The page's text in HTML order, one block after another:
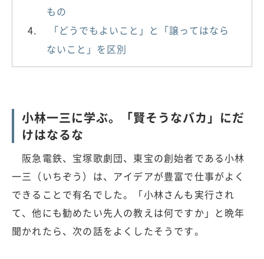
もの
「どうでもよいこと」と「譲ってはなら
ないこと」を区別
小林一三に学ぶ。「賢そうなバカ」にだ
けはなるな
阪急電鉄、宝塚歌劇団、東宝の創始者である小林
一三（いちぞう）は、アイデアが豊富で仕事がよく
できることで有名でした。「小林さんも実行され
て、他にも勧めたい先人の教えは何ですか」と晩年
聞かれたら、次の話をよくしたそうです。